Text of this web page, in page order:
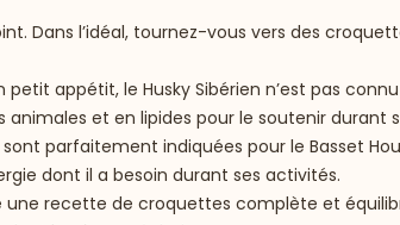
Dans l’idéal, tournez-vous vers des
appétit, le Husky Sibérien n’est pas
et en lipides pour le soutenir durant
parfaitement indiquées pour le Basset
dont il a besoin durant ses activités.
recette de croquettes complète et